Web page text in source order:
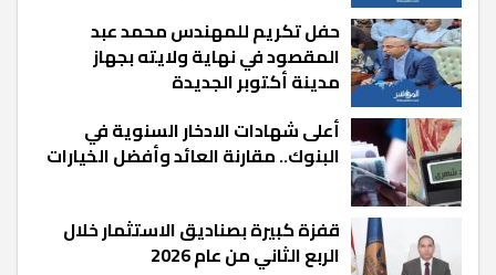
حفل تكريم للمهندس محمد عبد
المقصود في نهاية ولايته بجهاز
مدينة أكتوبر الجديدة
أعلى شهادات الادخار السنوية في
البنوك.. مقارنة العائد وأفضل الخيارات
قفزة كبيرة بصناديق الاستثمار خلال
الربع الثاني من عام 2026